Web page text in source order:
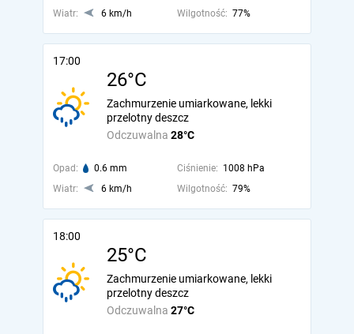
Wiatr:
6 km/h Wilgotność: 77%
17:00
26°C
Odczuwalna 28°C
Zachmurzenie umiarkowane, lekki
przelotny deszcz
Opad: 0.6 mm Ciśnienie: 1008 hPa
Wiatr:
6 km/h Wilgotność: 79%
18:00
25°C
Odczuwalna 27°C
Zachmurzenie umiarkowane, lekki
przelotny deszcz